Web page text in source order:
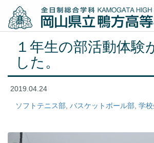
１年生の部活動体験
した。
2019.04.24
ソフトテニス部 バスケットボール部 学